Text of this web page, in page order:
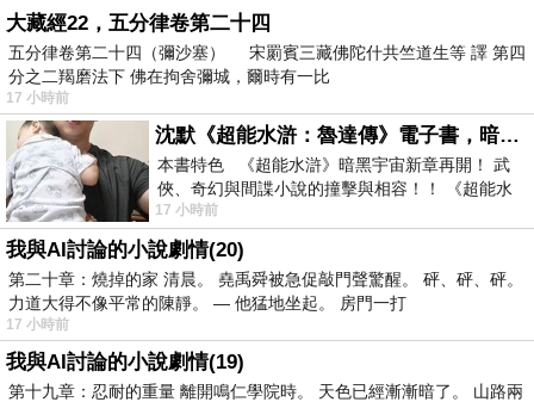
大藏經22，五分律卷第二十四
五分律卷第二十四（彌沙塞） 宋罽賓三藏佛陀什共竺道生等 譯 第四
分之二羯磨法下 佛在拘舍彌城，爾時有一比
17 小時前
沈默《超能水滸：魯達傳》電子書，暗黑宇宙新章，一一五年八月璀璨上架！
本書特色 《超能水滸》暗黑宇宙新章再開！ 武
俠、奇幻與間諜小說的撞擊與相容！！ 《超能水
滸》系列第四部變幻登場
17 小時前
我與AI討論的小說劇情(20)
第二十章：燒掉的家 清晨。 堯禹舜被急促敲門聲驚醒。 砰、砰、砰。
力道大得不像平常的陳靜。 — 他猛地坐起。 房門一打
17 小時前
我與AI討論的小說劇情(19)
第十九章：忍耐的重量 離開鳴仁學院時。 天色已經漸漸暗了。 山路兩